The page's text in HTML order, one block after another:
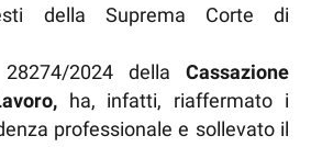
della Suprema Corte di
2024 della Cassazione
ha, infatti, riaffermato i
professionale e sollevato il